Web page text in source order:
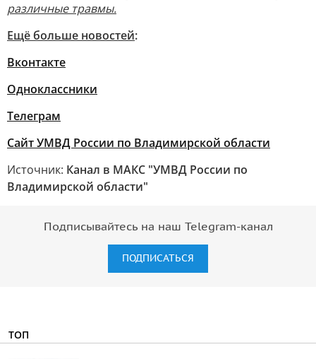
различные травмы.
Ещё больше новостей:
Вконтакте
Одноклассники
Телеграм
Сайт УМВД России по Владимирской области
Источник: Канал в МАКС "УМВД России по
Владимирской области"
Подписывайтесь на наш Telegram-канал
ПОДПИСАТЬСЯ
ТОП